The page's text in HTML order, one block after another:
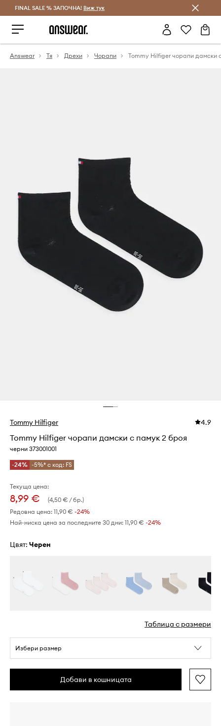
Спестявай с Answear Club
FINAL SALE % ЗАПОЧНА! Виж тук
Answear Тя Дрехи Чорапи
Tommy Hilfiger 4.9
Tommy Hilfiger чорапи дамски с памук 2 броя
черни 373001001
-24% -5%* с код: FS
Текуща цена:
8,99 €
(4,50 € / бр.)
Редовна цена: 11,90 € -24%
Най-ниска цена за последните 30 дни: 11,90 € -24%
Цвят: черен
Таблица с размери
Избери размер
Добави в кошницата